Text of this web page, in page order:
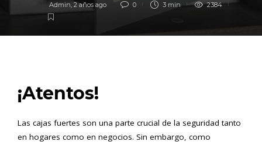
Admin, 2 años ago 0 3 min 2384
¡Atentos!
Las cajas fuertes son una parte crucial de la seguridad tanto
en hogares como en negocios. Sin embargo, como